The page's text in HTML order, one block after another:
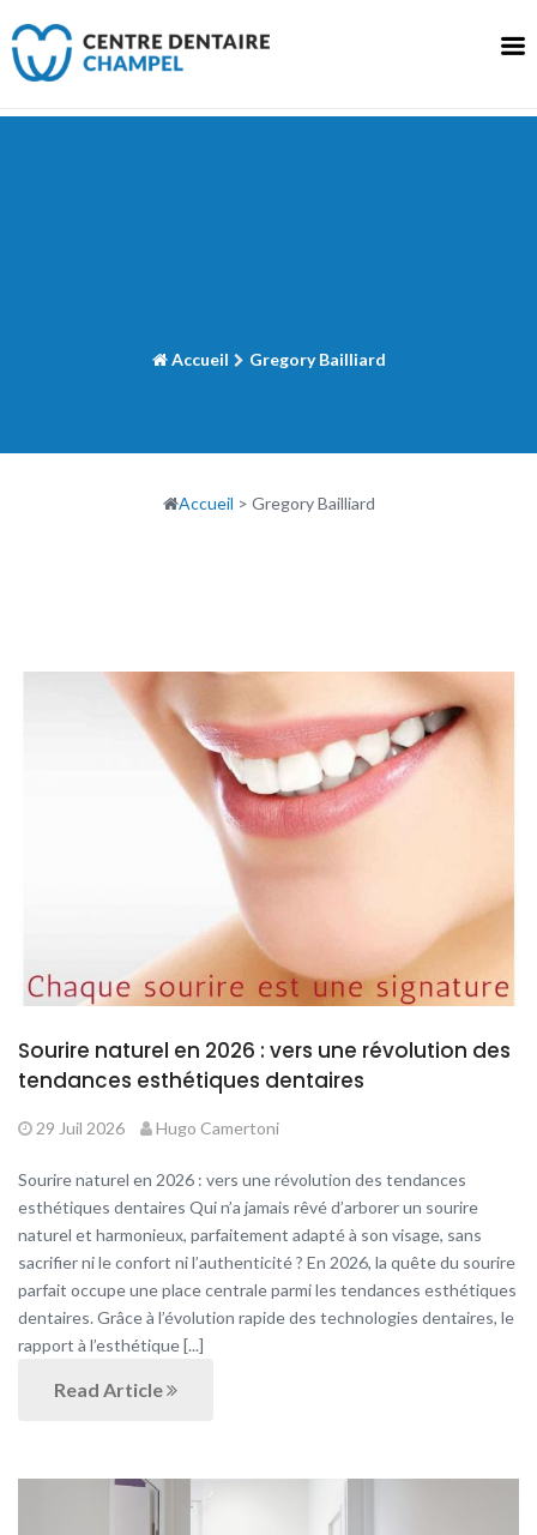
to
content
Accueil Gregory Bailliard
Accueil > Gregory Bailliard
Sourire naturel en 2026 : vers une révolution des
tendances esthétiques dentaires
29 Juil 2026 Hugo Camertoni
Sourire naturel en 2026 : vers une révolution des tendances
esthétiques dentaires Qui n’a jamais rêvé d’arborer un sourire
naturel et harmonieux, parfaitement adapté à son visage, sans
sacrifier ni le confort ni l’authenticité ? En 2026, la quête du sourire
parfait occupe une place centrale parmi les tendances esthétiques
dentaires. Grâce à l’évolution rapide des technologies dentaires, le
rapport à l’esthétique [...]
Read Article